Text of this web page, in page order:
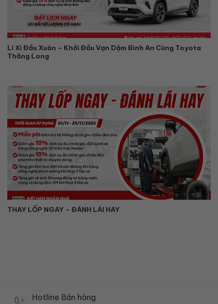
Lì Xì Đầu Xuân – Khởi Đầu Vạn Dặm Bình An Cùng Toyota
Thăng Long
THAY LỐP NGAY – ĐÁNH LÁI HAY
Hotline Bán hàng